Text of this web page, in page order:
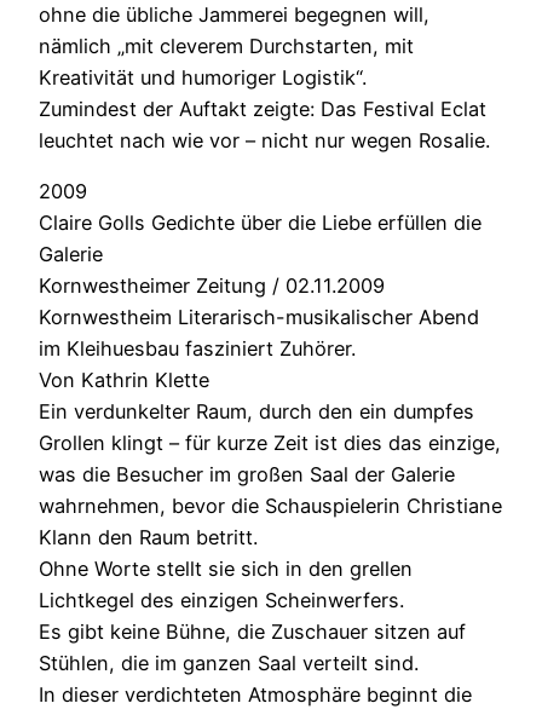
ohne die übliche Jammerei begegnen will,
nämlich „mit cleverem Durchstarten, mit
Kreativität und humoriger Logistik“.
Zumindest der Auftakt zeigte: Das Festival Eclat
leuchtet nach wie vor – nicht nur wegen Rosalie.
2009
Claire Golls Gedichte über die Liebe erfüllen die
Galerie
Kornwestheimer Zeitung / 02.11.2009
Kornwestheim Literarisch-musikalischer Abend
im Kleihuesbau fasziniert Zuhörer.
Von Kathrin Klette
Ein verdunkelter Raum, durch den ein dumpfes
Grollen klingt – für kurze Zeit ist dies das einzige,
was die Besucher im großen Saal der Galerie
wahrnehmen, bevor die Schauspielerin Christiane
Klann den Raum betritt.
Ohne Worte stellt sie sich in den grellen
Lichtkegel des einzigen Scheinwerfers.
Es gibt keine Bühne, die Zuschauer sitzen auf
Stühlen, die im ganzen Saal verteilt sind.
In dieser verdichteten Atmosphäre beginnt die